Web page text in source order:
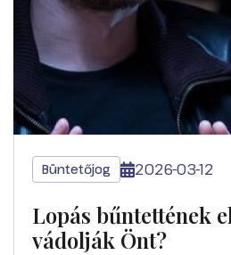
Büntetőjog 2026-03-12
Lopás bűntettének
vádolják Önt?